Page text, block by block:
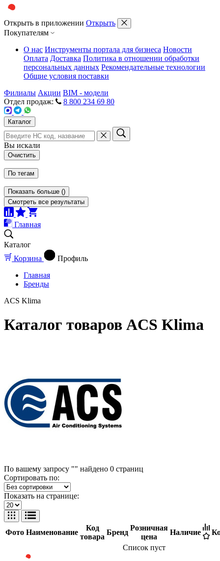
Открыть в приложении Открыть
Покупателям
О нас Инструменты портала для бизнеса Новости
Оплата Доставка Политика в отношении обработки
персональных данных Рекомендательные технологии
Общие условия поставки
Филиалы Акции BIM - модели
Отдел продаж:
8 800 234 69 80
Каталог
Вы искали
Очистить
По тегам
Показать больше ()
Смотреть все результаты
Главная
Каталог
Корзина
Профиль
Главная
Бренды
ACS Klima
Каталог товаров ACS Klima
По вашему запросу "" найдено 0 страниц
Сортировать по:
Показать на странице:
Фото Наименование
Код
товара
Бренд
Розничная
цена
Наличие
Список пуст